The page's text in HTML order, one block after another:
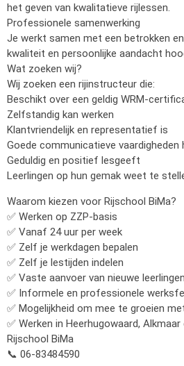
het geven van kwalitatieve rijlessen.
Professionele samenwerking
Je werkt samen met een betrokken
kwaliteit en persoonlijke aandacht
Wat zoeken wij?
Wij zoeken een rijinstructeur die:
Beschikt over een geldig WRM-
Zelfstandig kan werken
Klantvriendelijk en representatief is
Goede communicatieve vaardigheden
Geduldig en positief lesgeeft
Leerlingen op hun gemak weet te
Waarom kiezen voor Rijschool BiMa?
✅ Werken op ZZP-basis
✅ Vanaf 24 uur per week
✅ Zelf je werkdagen bepalen
✅ Zelf je lestijden indelen
✅ Vaste aanvoer van nieuwe leerlingen
✅ Informele en professionele
✅ Mogelijkheid om mee te groeien
✅ Werken in Heerhugowaard,
Rijschool BiMa
📞 06-83484590